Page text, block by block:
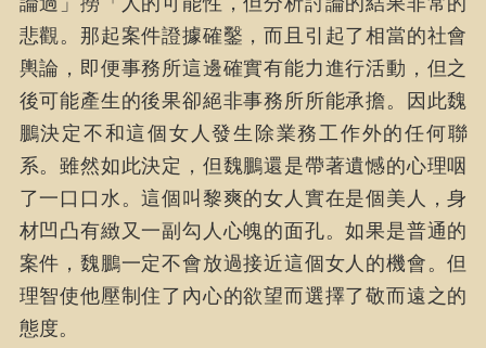
悲觀。那起案件證據確鑿，而且引起了相當的社會
輿論，即便事務所這邊確實有能力進行活動，但之
後可能產生的後果卻絕非事務所所能承擔。因此魏
鵬決定不和這個女人發生除業務工作外的任何聯
系。雖然如此決定，但魏鵬還是帶著遺憾的心理咽
了一口口水。這個叫黎爽的女人實在是個美人，身
材凹凸有緻又一副勾人心魄的面孔。如果是普通的
案件，魏鵬一定不會放過接近這個女人的機會。但
理智使他壓制住了內心的欲望而選擇了敬而遠之的
態度。